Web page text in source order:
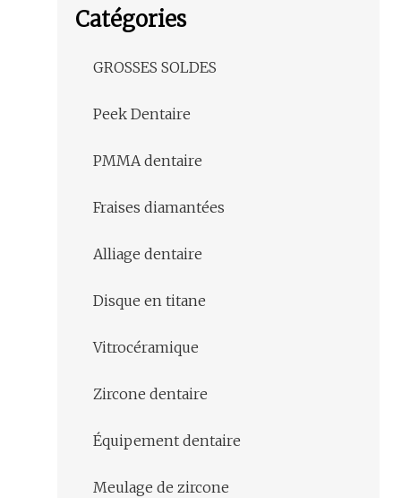
Catégories
GROSSES SOLDES
Peek Dentaire
PMMA dentaire
Fraises diamantées
Alliage dentaire
Disque en titane
Vitrocéramique
Zircone dentaire
Équipement dentaire
Meulage de zircone